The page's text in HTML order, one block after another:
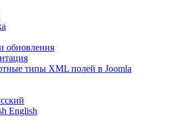
обновления
типы XML полей в Joomla
English